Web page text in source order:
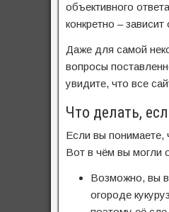
объективного
конкретно –
Даже для самой
вопросы
увидите, что все
Что делать,
Если вы понимаете,
Вот в чём вы могли
Возможно, вы
огороде